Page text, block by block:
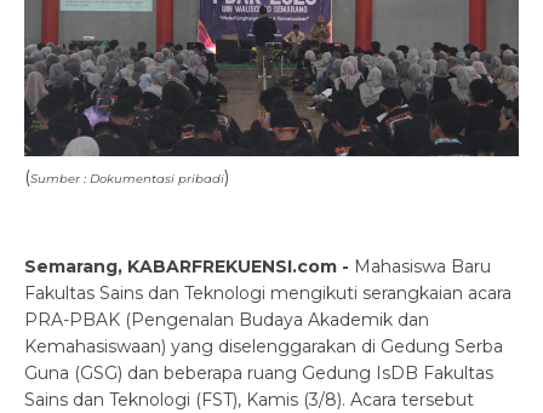
(Sumber : Dokumentasi pribadi)
Semarang, KABARFREKUENSI.com - Mahasiswa Baru
Fakultas Sains dan Teknologi mengikuti serangkaian acara
PRA-PBAK (Pengenalan Budaya Akademik dan
Kemahasiswaan) yang diselenggarakan di Gedung Serba
Guna (GSG) dan beberapa ruang Gedung IsDB Fakultas
Sains dan Teknologi (FST), Kamis (3/8). Acara tersebut